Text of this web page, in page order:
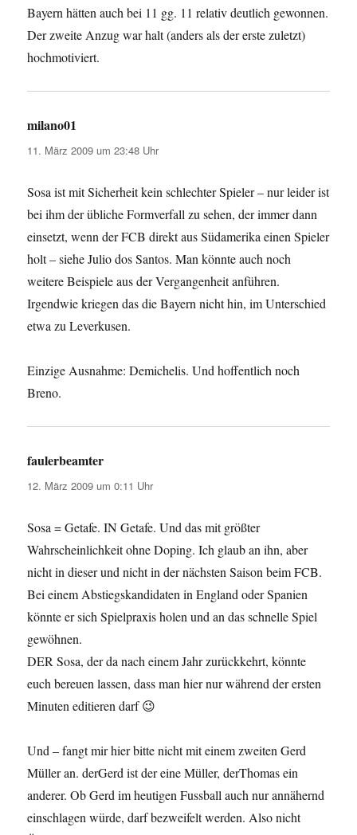
Bayern hätten auch bei 11 gg. 11 relativ deutlich gewonnen.
Der zweite Anzug war halt (anders als der erste zuletzt)
hochmotiviert.
milano01
11. März 2009 um 23:48 Uhr
Sosa ist mit Sicherheit kein schlechter Spieler – nur leider ist
bei ihm der übliche Formverfall zu sehen, der immer dann
einsetzt, wenn der FCB direkt aus Südamerika einen Spieler
holt – siehe Julio dos Santos. Man könnte auch noch
weitere Beispiele aus der Vergangenheit anführen.
Irgendwie kriegen das die Bayern nicht hin, im Unterschied
etwa zu Leverkusen.
Einzige Ausnahme: Demichelis. Und hoffentlich noch
Breno.
faulerbeamter
12. März 2009 um 0:11 Uhr
Sosa = Getafe. IN Getafe. Und das mit größter
Wahrscheinlichkeit ohne Doping. Ich glaub an ihn, aber
nicht in dieser und nicht in der nächsten Saison beim FCB.
Bei einem Abstiegskandidaten in England oder Spanien
könnte er sich Spielpraxis holen und an das schnelle Spiel
gewöhnen.
DER Sosa, der da nach einem Jahr zurückkehrt, könnte
euch bereuen lassen, dass man hier nur während der ersten
Minuten editieren darf 😉
Und – fangt mir hier bitte nicht mit einem zweiten Gerd
Müller an. derGerd ist der eine Müller, derThomas ein
anderer. Ob Gerd im heutigen Fussball auch nur annähernd
einschlagen würde, darf bezweifelt werden. Also nicht